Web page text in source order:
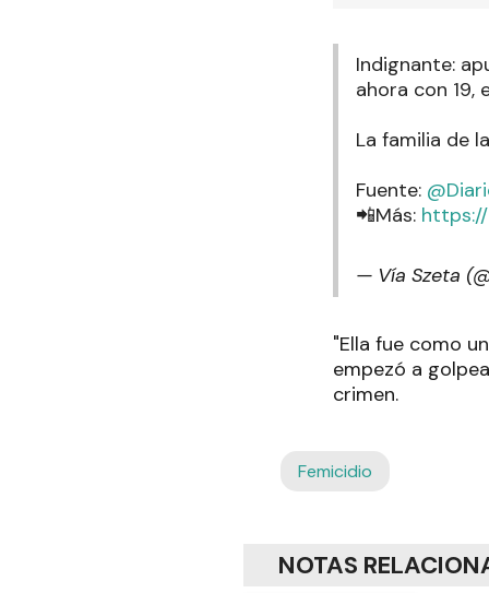
Indignante:
ahora con 19,
La familia de
Fuente:
📲Más:
— Vía Szeta
"Ella fue como
empezó a
crimen.
Femicidio
NOTAS